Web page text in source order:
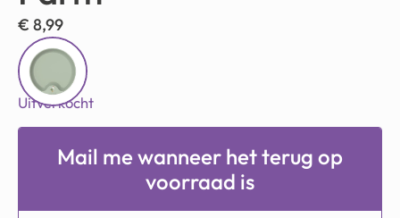
€ 8,99
Uitverkocht
Mail me wanneer het terug op
voorraad is